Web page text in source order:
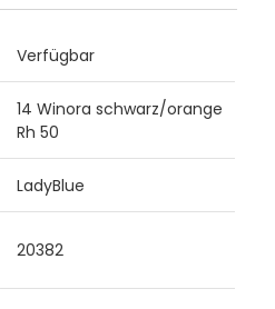
Verfügbar
14 Winora schwarz/orange
Rh 50
LadyBlue
20382